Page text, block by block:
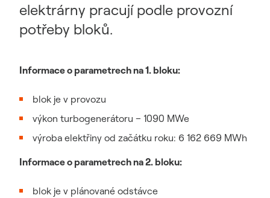
elektrárny pracují podle provozní
potřeby bloků.
Informace o parametrech na 1. bloku:
blok je v provozu
výkon turbogenerátoru – 1090 MWe
výroba elektřiny od začátku roku: 6 162 669 MWh
Informace o parametrech na 2. bloku:
blok je v plánované odstávce